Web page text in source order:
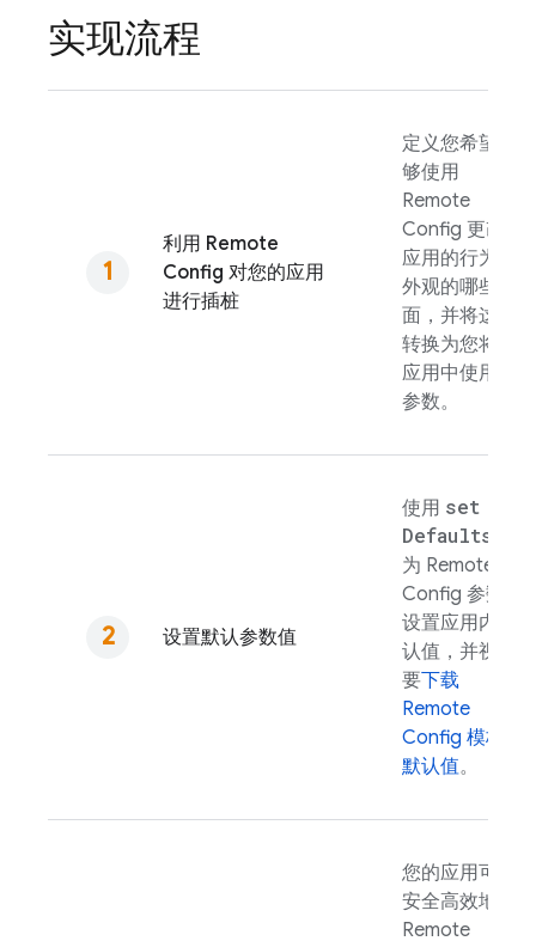
实现流程
利用 Remote
Config 对您的应用
进行插桩
定义您希望能
够使用
Remote
Config 更改
应用的行为和
外观的哪些方
面，并将这些
转换为您将在
应用中使用的
参数。
设置默认参数值
使用 set
Defaults(
为 Remote
Config 参数
设置应用内默
认值，并视需
要下载
Remote
Config 模板
默认值。
您的应用可以
安全高效地从
Remote